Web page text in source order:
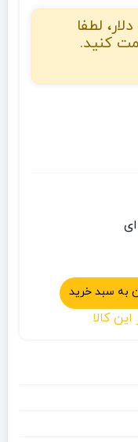
لطفا
کنید.
به سبد خرید
کالا